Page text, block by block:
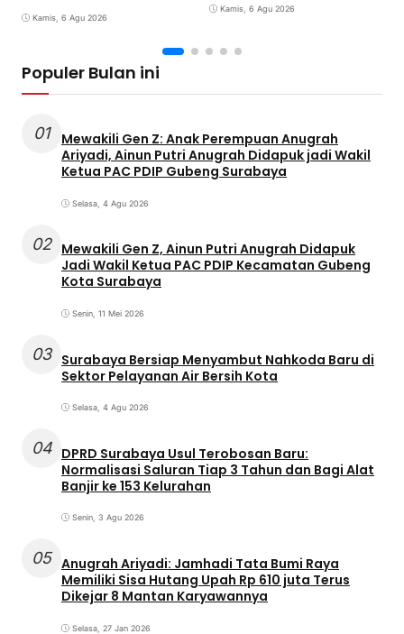
Kamis, 6 Agu 2026
Kamis, 6 Agu 2026
Populer Bulan ini
01
Mewakili Gen Z: Anak Perempuan Anugrah
Ariyadi, Ainun Putri Anugrah Didapuk jadi Wakil
Ketua PAC PDIP Gubeng Surabaya
Selasa, 4 Agu 2026
02 Mewakili Gen Z, Ainun Putri Anugrah Didapuk
Jadi Wakil Ketua PAC PDIP Kecamatan Gubeng
Kota Surabaya
Senin, 11 Mei 2026
03 Surabaya Bersiap Menyambut Nahkoda Baru di
Sektor Pelayanan Air Bersih Kota
Selasa, 4 Agu 2026
04 DPRD Surabaya Usul Terobosan Baru:
Normalisasi Saluran Tiap 3 Tahun dan Bagi Alat
Banjir ke 153 Kelurahan
Senin, 3 Agu 2026
05 Anugrah Ariyadi: Jamhadi Tata Bumi Raya
Memiliki Sisa Hutang Upah Rp 610 juta Terus
Dikejar 8 Mantan Karyawannya
Selasa, 27 Jan 2026